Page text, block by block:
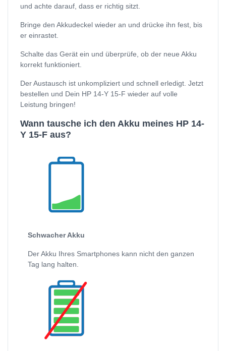
und achte darauf, dass er richtig sitzt.
Bringe den Akkudeckel wieder an und drücke ihn fest, bis
er einrastet.
Schalte das Gerät ein und überprüfe, ob der neue Akku
korrekt funktioniert.
Der Austausch ist unkompliziert und schnell erledigt. Jetzt
bestellen und Dein HP 14-Y 15-F wieder auf volle
Leistung bringen!
Wann tausche ich den Akku meines HP 14-
Y 15-F aus?
Schwacher Akku
Der Akku Ihres Smartphones kann nicht den ganzen
Tag lang halten.